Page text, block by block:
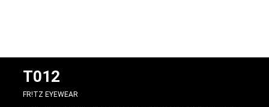
T012
FR!TZ EYEWEAR